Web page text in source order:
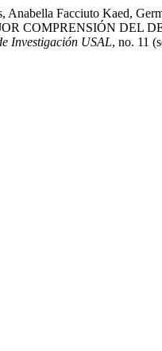
Anabella Facciuto Kaed,
COMPRENSIÓN DEL
Investigación USAL, no. 11